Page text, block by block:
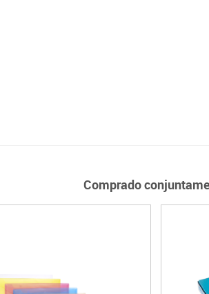
Comprado